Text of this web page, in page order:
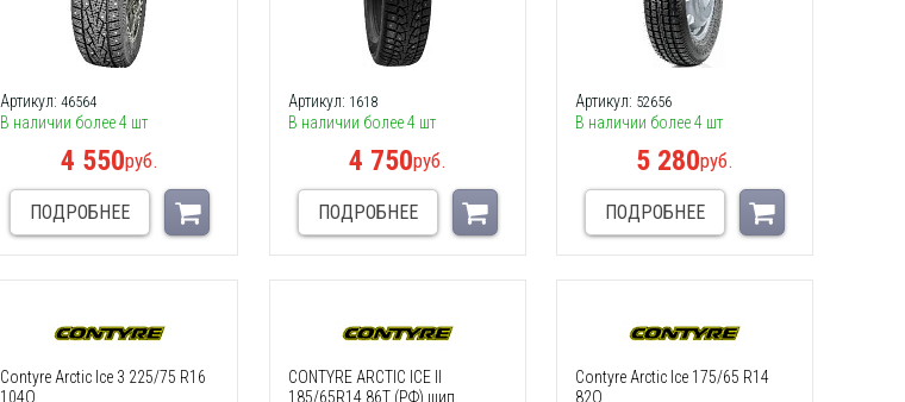
Артикул: 46564
В наличии более 4 шт
4 550руб.
ПОДРОБНЕЕ
Артикул: 1618
В наличии более 4 шт
4 750руб.
ПОДРОБНЕЕ
Артикул: 52656
В наличии более 4 шт
5 280руб.
ПОДРОБНЕЕ
Contyre Arctic Ice 3 225/75 R16
104Q
CONTYRE ARCTIC ICE II
185/65R14 86T (РФ) шип
Contyre Arctic Ice 175/65 R14
82Q